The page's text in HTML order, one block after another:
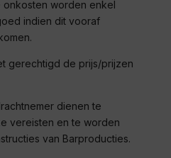
worden enkel
indien dit vooraf
gerechtigd de prijs/prijzen
dienen te
vereisten en te worden
van Barproducties.